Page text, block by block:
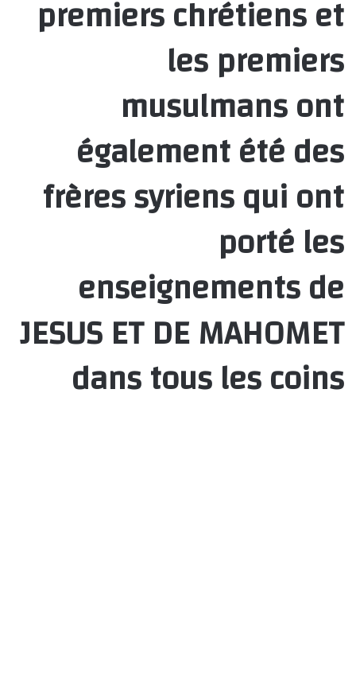
premiers chrétiens et
les premiers
musulmans ont
également été des
frères syriens qui ont
porté les
enseignements de
JESUS ET DE MAHOMET
dans tous les coins